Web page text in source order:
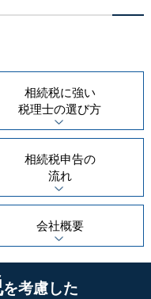
相続税に強い
税理士の選び方
相続税申告の
流れ
会社概要
を考慮した